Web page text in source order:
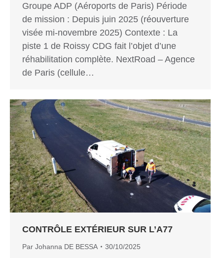
Groupe ADP (Aéroports de Paris) Période
de mission : Depuis juin 2025 (réouverture
visée mi-novembre 2025) Contexte : La
piste 1 de Roissy CDG fait l’objet d’une
réhabilitation complète. NextRoad – Agence
de Paris (cellule…
CONTRÔLE EXTÉRIEUR SUR L’A77
Par Johanna DE BESSA 30/10/2025